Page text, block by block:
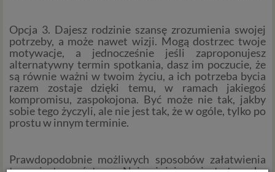
Opcja 3. Dajesz rodzinie szansę zrozumienia swojej
potrzeby, a może nawet wizji. Mogą dostrzec twoje
motywacje, a jednocześnie jeśli zaproponujesz
alternatywny termin spotkania, dasz im poczucie, że
są równie ważni w twoim życiu, a ich potrzeba bycia
razem zostaje dzięki temu, w ramach jakiegoś
kompromisu, zaspokojona. Być może nie tak, jakby
sobie tego życzyli, ale nie jest tak, że w ogóle, tylko po
prostu w innym terminie.
Prawdopodobnie możliwych sposobów załatwienia